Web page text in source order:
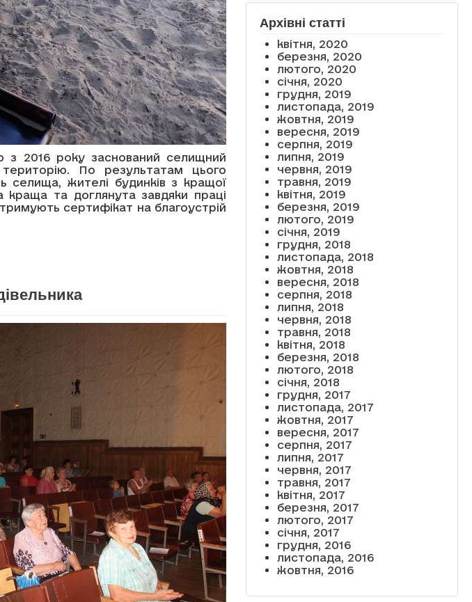
2016 року заснований селищний
По результатам цього
селища, жителі будинків з кращої
краща та доглянута завдяки праці
сертифікат на благоустрій
Архівні статті
квітня, 2020
березня, 2020
лютого, 2020
січня, 2020
грудня, 2019
листопада, 2019
жовтня, 2019
вересня, 2019
серпня, 2019
липня, 2019
червня, 2019
травня, 2019
квітня, 2019
березня, 2019
лютого, 2019
січня, 2019
грудня, 2018
листопада, 2018
жовтня, 2018
вересня, 2018
серпня, 2018
липня, 2018
червня, 2018
травня, 2018
квітня, 2018
березня, 2018
лютого, 2018
січня, 2018
грудня, 2017
листопада, 2017
жовтня, 2017
вересня, 2017
серпня, 2017
липня, 2017
червня, 2017
травня, 2017
квітня, 2017
березня, 2017
лютого, 2017
січня, 2017
грудня, 2016
листопада, 2016
жовтня, 2016